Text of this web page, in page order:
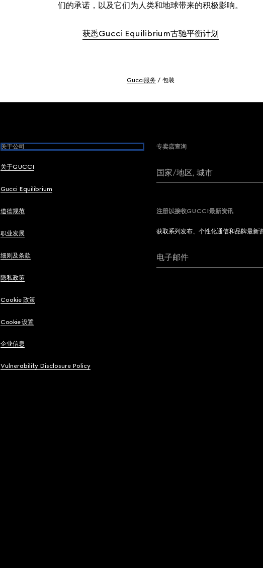
们的承诺，以及它们为人类和地球带来的积极影响。
获悉Gucci Equilibrium古驰平衡计划
Gucci服务 包装
关于公司
关于GUCCI
Gucci Equilibrium
道德规范
职业发展
细则及条款
隐私政策
Cookie 政策
Cookie 设置
企业信息
Vulnerability Disclosure Policy
专卖店查询
国家/地区, 城市
注册以接收GUCCI最新资讯
获取系列发布、个性化通信和品牌最新
电子邮件